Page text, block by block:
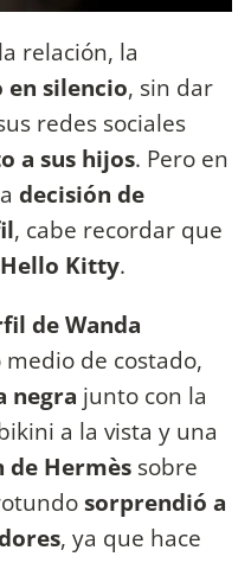
relación, la
en silencio, sin dar
redes sociales
a sus hijos. Pero en
decisión de
, cabe recordar que
Kitty.
de Wanda
de costado,
negra junto con la
a la vista y una
Hermès sobre
sorprendió a
, ya que hace